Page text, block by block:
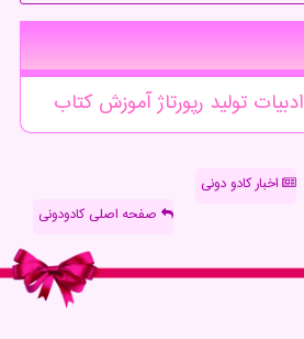
ادبیات تولید رپورتاژآموزشكتاب
اخبار کادو دونی
صفحه اصلی کادودونی